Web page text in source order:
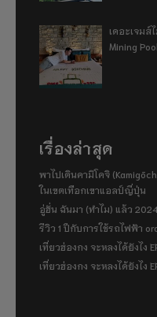
เดอะเจมส์
Mining
เรื่องล่าสุด
พาไปเดินคามิโคจิ
ในเขตเทือกเขาแอลป์ญี่ปุ่น
อู่ฮั่น ฉันมา (ทำไม) แล้ว 2024
รีวิว 1 ปีกับการใช้รถไฟฟ้า
เที่ยวฮ่องกง จะหลงได้ยังไง
เที่ยวฮ่องกง จะหลงได้ยังไง